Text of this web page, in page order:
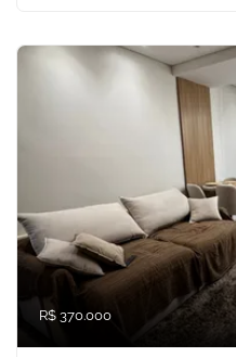
R$ 370.000